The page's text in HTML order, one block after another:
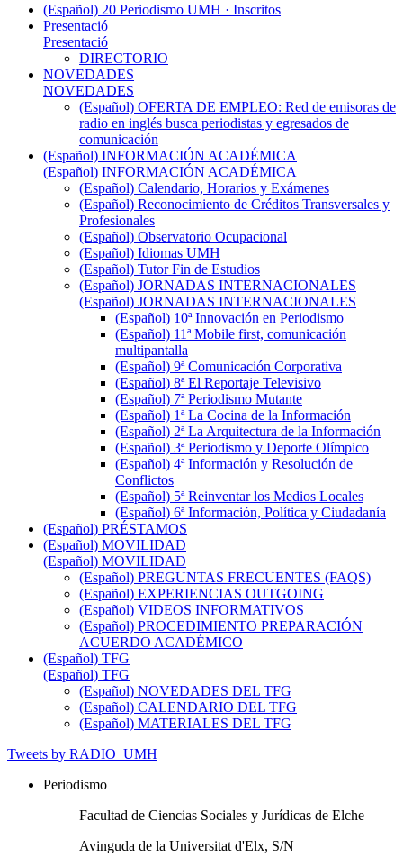
(Español) 20 Periodismo UMH · Inscritos
Presentació
Presentació
DIRECTORIO
NOVEDADES
NOVEDADES
(Español) OFERTA DE EMPLEO: Red de emisoras de
radio en inglés busca periodistas y egresados de
comunicación
(Español) INFORMACIÓN ACADÉMICA
(Español) INFORMACIÓN ACADÉMICA
(Español) Calendario, Horarios y Exámenes
(Español) Reconocimiento de Créditos Transversales y
Profesionales
(Español) Observatorio Ocupacional
(Español) Idiomas UMH
(Español) Tutor Fin de Estudios
(Español) JORNADAS INTERNACIONALES
(Español) JORNADAS INTERNACIONALES
(Español) 10ª Innovación en Periodismo
(Español) 11ª Mobile first, comunicación
multipantalla
(Español) 9ª Comunicación Corporativa
(Español) 8ª El Reportaje Televisivo
(Español) 7ª Periodismo Mutante
(Español) 1ª La Cocina de la Información
(Español) 2ª La Arquitectura de la Información
(Español) 3ª Periodismo y Deporte Olímpico
(Español) 4ª Información y Resolución de
Conflictos
(Español) 5ª Reinventar los Medios Locales
(Español) 6ª Información, Política y Ciudadanía
(Español) PRÉSTAMOS
(Español) MOVILIDAD
(Español) MOVILIDAD
(Español) PREGUNTAS FRECUENTES (FAQS)
(Español) EXPERIENCIAS OUTGOING
(Español) VIDEOS INFORMATIVOS
(Español) PROCEDIMIENTO PREPARACIÓN
ACUERDO ACADÉMICO
(Español) TFG
(Español) TFG
(Español) NOVEDADES DEL TFG
(Español) CALENDARIO DEL TFG
(Español) MATERIALES DEL TFG
Tweets by RADIO_UMH
Periodismo
Facultad de Ciencias Sociales y Jurídicas de Elche
Avinguda de la Universitat d'Elx, S/N